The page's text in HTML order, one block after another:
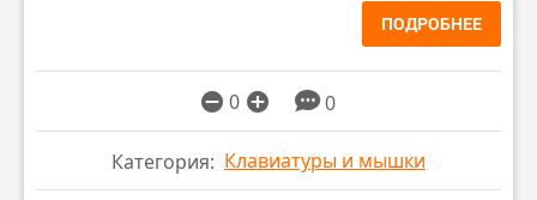
ПОДРОБНЕЕ
0 0
Категория: Клавиатуры и мышки